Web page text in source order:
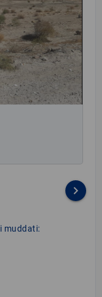
keyboard_arrow_right
muddati: